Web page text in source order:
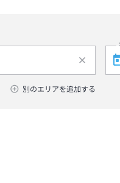
別のエリアを追加する